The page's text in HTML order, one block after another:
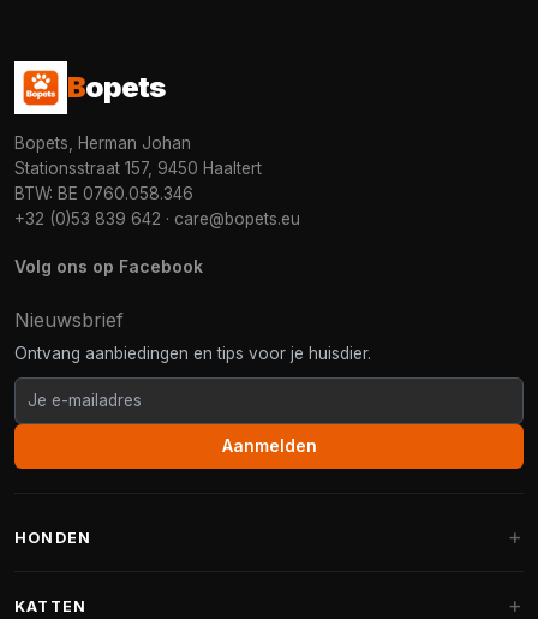
Bopets
Bopets, Herman Johan
Stationsstraat 157, 9450 Haaltert
BTW: BE 0760.058.346
+32 (0)53 839 642 · care@bopets.eu
Volg ons op Facebook
Nieuwsbrief
Ontvang aanbiedingen en tips voor je huisdier.
Aanmelden
HONDEN
KATTEN